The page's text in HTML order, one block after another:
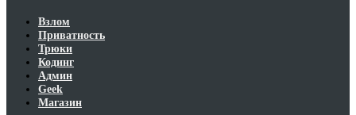
Взлом
Приватность
Трюки
Кодинг
Админ
Geek
Магазин